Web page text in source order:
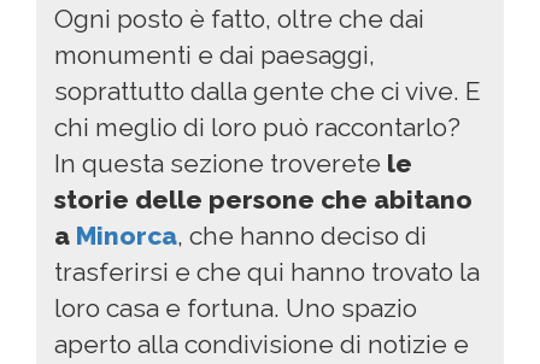
Ogni posto è fatto, oltre che dai
monumenti e dai paesaggi,
soprattutto dalla gente che ci vive. E
chi meglio di loro può raccontarlo?
In questa sezione troverete le
storie delle persone che abitano
a Minorca, che hanno deciso di
trasferirsi e che qui hanno trovato la
loro casa e fortuna. Uno spazio
aperto alla condivisione di notizie e